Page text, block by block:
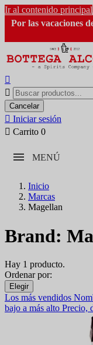
Ir al contenido principal
Por las vacaciones


Cancelar
 Iniciar sesión
 Carrito 0
MENÚ
Inicio
Marcas
Magellan
Brand:
Hay 1 producto.
Ordenar por:
Elegir
Los más vendidos
bajo a más alto Precio,